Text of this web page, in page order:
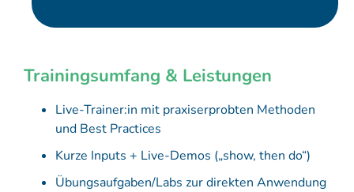
Trainingsumfang & Leistungen
Live-Trainer:in mit praxiserprobten Methoden
und Best Practices
Kurze Inputs + Live-Demos („show, then do“)
Übungsaufgaben/Labs zur direkten Anwendung